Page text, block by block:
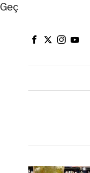
Close
Geç